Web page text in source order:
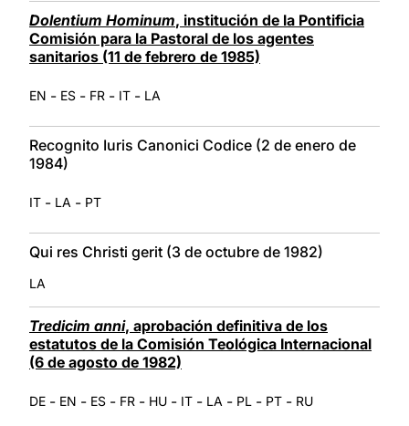
Dolentium Hominum, institución de la Pontificia
Comisión para la Pastoral de los agentes
sanitarios (11 de febrero de 1985)
EN - ES - FR - IT - LA
Recognito Iuris Canonici Codice (2 de enero de
1984)
IT - LA - PT
Qui res Christi gerit (3 de octubre de 1982)
LA
Tredicim anni, aprobación definitiva de los
estatutos de la Comisión Teológica Internacional
(6 de agosto de 1982)
DE - EN - ES - FR - HU - IT - LA - PL - PT - RU